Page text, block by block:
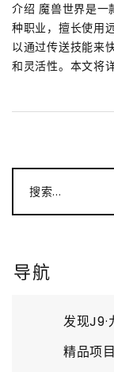
介绍 魔兽世界是一
种职业，擅长使用
以通过传送技能来
和灵活性。本文将
搜索...
导航
发现J9·
精品项目